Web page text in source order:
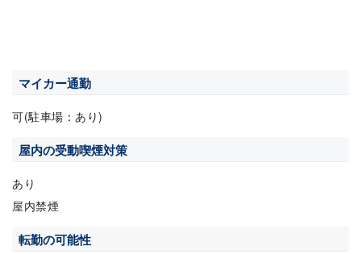
マイカー通勤
可(駐車場：あり)
屋内の受動喫煙対策
あり
屋内禁煙
転勤の可能性